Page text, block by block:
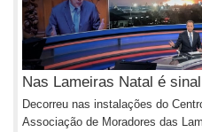
Nas Lameiras Natal é
Decorreu nas instalações do
Associação de Moradores das